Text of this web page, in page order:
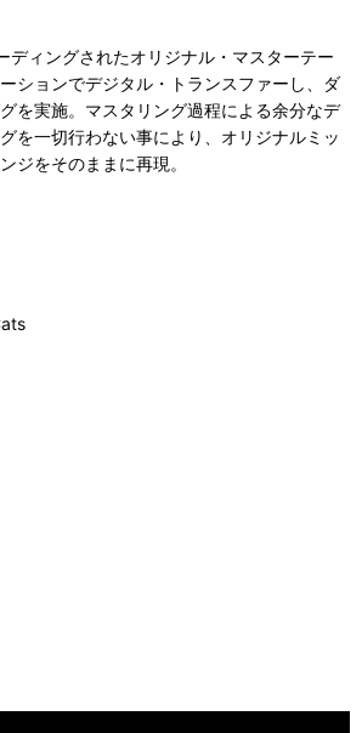
ディングされたオリジナル・マスターテー
ションでデジタル・トランスファーし、ダ
を実施。マスタリング過程による余分なデ
を一切行わない事により、オリジナルミッ
ジをそのままに再現。